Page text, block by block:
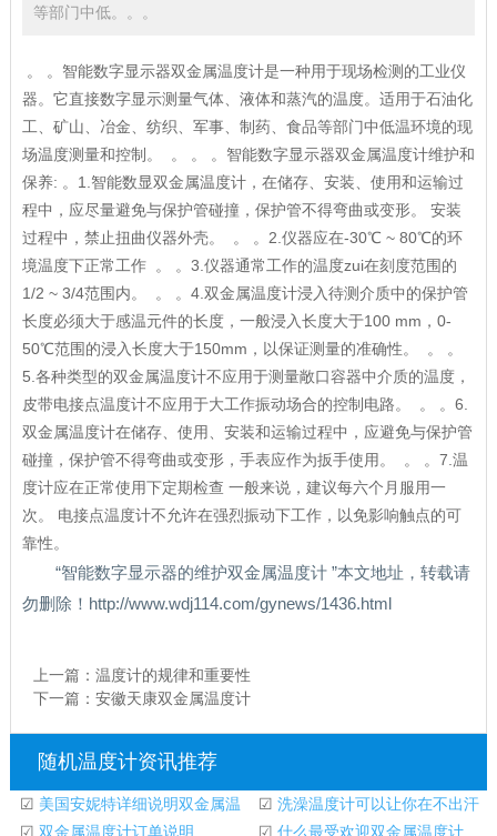
等部门中低。。。
。 。智能数字显示器双金属温度计是一种用于现场检测的工业仪
器。它直接数字显示测量气体、液体和蒸汽的温度。适用于石油化
工、矿山、冶金、纺织、军事、制药、食品等部门中低温环境的现
场温度测量和控制。 。 。 。智能数字显示器双金属温度计维护和
保养: 。1.智能数显双金属温度计，在储存、安装、使用和运输过
程中，应尽量避免与保护管碰撞，保护管不得弯曲或变形。 安装
过程中，禁止扭曲仪器外壳。 。 。2.仪器应在-30℃ ~ 80℃的环
境温度下正常工作 。 。3.仪器通常工作的温度zui在刻度范围的
1/2 ~ 3/4范围内。 。 。4.双金属温度计浸入待测介质中的保护管
长度必须大于感温元件的长度，一般浸入长度大于100 mm，0-
50℃范围的浸入长度大于150mm，以保证测量的准确性。 。 。
5.各种类型的双金属温度计不应用于测量敞口容器中介质的温度，
皮带电接点温度计不应用于大工作振动场合的控制电路。 。 。6.
双金属温度计在储存、使用、安装和运输过程中，应避免与保护管
碰撞，保护管不得弯曲或变形，手表应作为扳手使用。 。 。7.温
度计应在正常使用下定期检查 一般来说，建议每六个月服用一
次。 电接点温度计不允许在强烈振动下工作，以免影响触点的可
靠性。
“智能数字显示器的维护双金属温度计 ”本文地址，转载请
勿删除！http://www.wdj114.com/gynews/1436.html
上一篇： 温度计的规律和重要性
下一篇： 安徽天康双金属温度计
随机温度计资讯推荐
☑ 美国安妮特详细说明双金属温
度计
☑ 洗澡温度计可以让你在不出汗
的情况下进行血
☑ 双金属温度计订单说明 ☑ 什么最受欢迎双金属温度计